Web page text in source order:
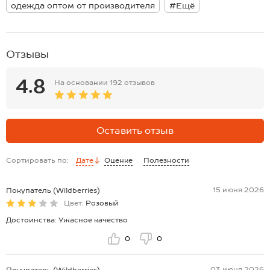
Размер 50: топ: длина:52 см; ширина:40 см.
шорты: длина внеш.шва:38 см; длина внутр.шва:10 см; ширина по
одежда оптом от производителя
#Ещё
Отзывы
4.8 На основании 192 отзывов
Оставить отзыв
Сортировать по: Дате Оценке Полезности
Покупатель (Wildberries)
15 июня 2026
Цвет: Розовый
Достоинства: Ужасное качество
0 0